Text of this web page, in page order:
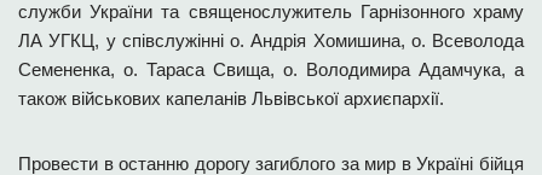
служби України та священослужитель Гарнізонного храму
ЛА УГКЦ, у співслужінні о. Андрія Хомишина, о. Всеволода
Семененка, о. Тараса Свища, о. Володимира Адамчука, а
також військових капеланів Львівської архиєпархії.
Провести в останню дорогу загиблого за мир в Україні бійця